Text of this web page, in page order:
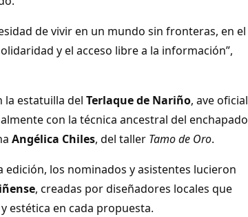
de vivir en un mundo sin fronteras, en el
y el acceso libre a la información”,
la estatuilla del Terlaque de Nariño, ave oficial
con la técnica ancestral del enchapado
Angélica Chiles, del taller Tamo de Oro.
edición, los nominados y asistentes lucieron
, creadas por diseñadores locales que
estética en cada propuesta.